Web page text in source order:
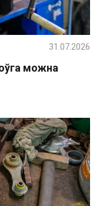
можна
31.07.2026